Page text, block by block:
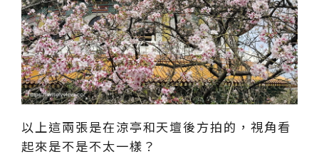
以上這兩張是在涼亭和天壇後方拍的，視角看
起來是不是不太一樣？